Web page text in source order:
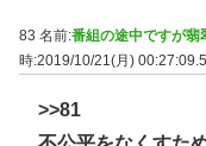
83 名前:番組の途中ですが翡
時:2019/10/21(月)
>>81